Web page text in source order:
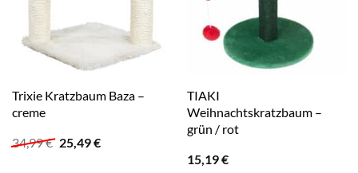
Trixie Kratzbaum Baza –
creme
34,99€ Ursprünglicher
Preis
25,49€Aktueller
TIAKI
Weihnachtskratzbaum –
grün / rot
15,19€